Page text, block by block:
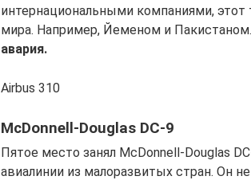
интернациональными компаниями,
мира. Например, Йеменом и Пакистаном.
авария.
Airbus 310
McDonnell-Douglas DC-9
Пятое место занял McDonnell-Douglas
авиалинии из малоразвитых стран. Он